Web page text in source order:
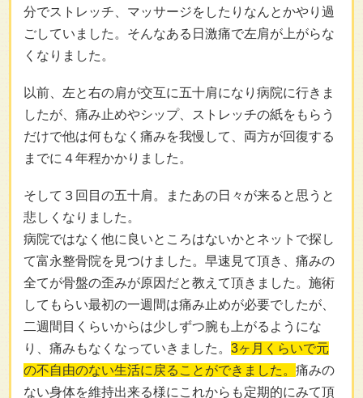
分でストレッチ、マッサージをしたりなんとかやり過
ごしていました。そんなある日激痛で左肩が上がらな
くなりました。
以前、左と右の肩が交互に五十肩になり病院に行きま
したが、痛み止めやシップ、ストレッチの紙をもらう
だけで他は何もなく痛みを我慢して、両方が回復する
までに４年程かかりました。
そして３回目の五十肩。またあの日々が来ると思うと
悲しくなりました。
病院ではなく他に良いところはないかとネットで探し
て富永整骨院を見つけました。早速見て頂き、痛みの
全てが骨盤の歪みが原因だと教えて頂きました。施術
してもらい最初の一週間は痛み止めが必要でしたが、
二週間目くらいからは少しずつ腕も上がるようにな
り、痛みもなくなっていきました。 3ヶ月くらいで元
の不自由のない生活に戻ることができました。 痛みの
ない身体を維持出来る様にこれからも定期的にみて頂